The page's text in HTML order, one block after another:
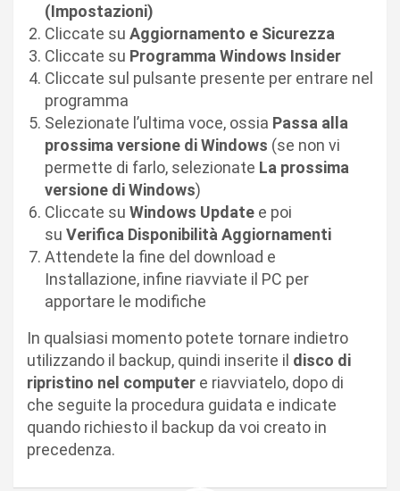
(Impostazioni)
Cliccate su Aggiornamento e Sicurezza
Cliccate su Programma Windows Insider
Cliccate sul pulsante presente per entrare nel
programma
Selezionate l’ultima voce, ossia Passa alla
prossima versione di Windows (se non vi
permette di farlo, selezionate La prossima
versione di Windows)
Cliccate su Windows Update e poi
su Verifica Disponibilità Aggiornamenti
Attendete la fine del download e
Installazione, infine riavviate il PC per
apportare le modifiche
In qualsiasi momento potete tornare indietro
utilizzando il backup, quindi inserite il disco di
ripristino nel computer e riavviatelo, dopo di
che seguite la procedura guidata e indicate
quando richiesto il backup da voi creato in
precedenza.